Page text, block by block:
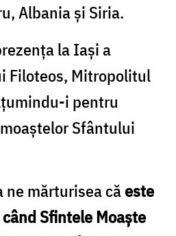
Albania și Siria.
la Iași a
Mitropolitul
i pentru
Sfântului
mărturisea căeste
Sfintele Moaște